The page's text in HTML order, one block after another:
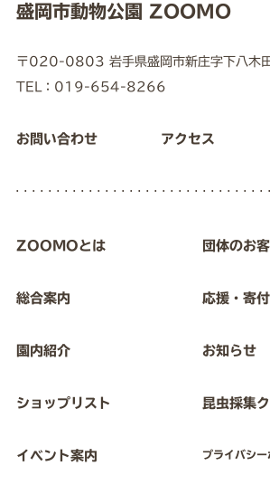
盛岡市動物公園 ZOOMO
〒020-0803 岩手県盛岡市新庄字下八
TEL：019-654-8266
お問い合わせ アクセス
ZOOMOとは
総合案内
園内紹介
ショップリスト
イベント案内
団体のお
応援・寄付
お知らせ
昆虫採集
プライバシー